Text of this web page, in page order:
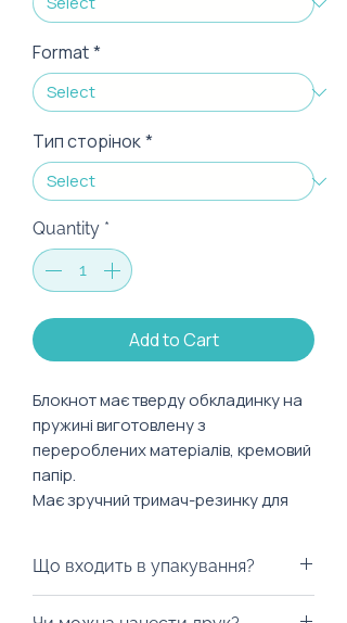
Format*
Тип сторінок*
Quantity *
Add to Cart
Блокнот має тверду обкладинку на
пружині виготовлену з
перероблених матеріалів, кремовий
папір.
Має зручний тримач-резинку для
Характеристики:
Що входить в упакування?